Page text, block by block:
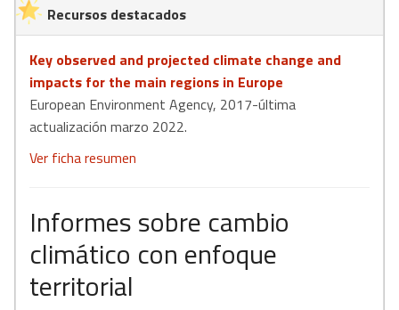
Recursos destacados
Key observed and projected climate change and
impacts for the main regions in Europe
European Environment Agency, 2017-última
actualización marzo 2022.
Ver ficha resumen
Informes sobre cambio
climático con enfoque
territorial